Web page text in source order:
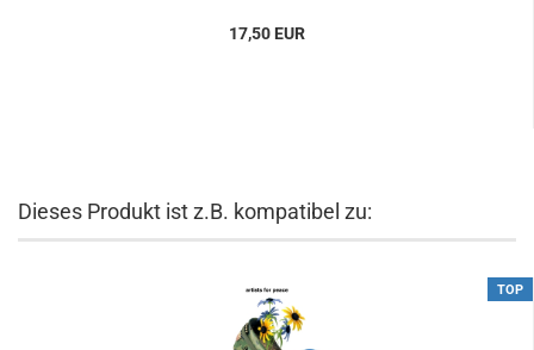
17,50 EUR
Dieses Produkt ist z.B. kompatibel zu:
TOP